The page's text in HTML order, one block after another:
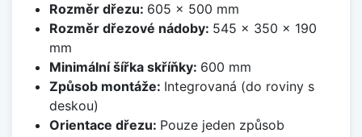
Rozměr dřezu: 605 x 500 mm
Rozměr dřezové nádoby: 545 x 350 x 190
mm
Minimální šířka skříňky: 600 mm
Způsob montáže: Integrovaná (do roviny s
deskou)
Orientace dřezu: Pouze jeden způsob